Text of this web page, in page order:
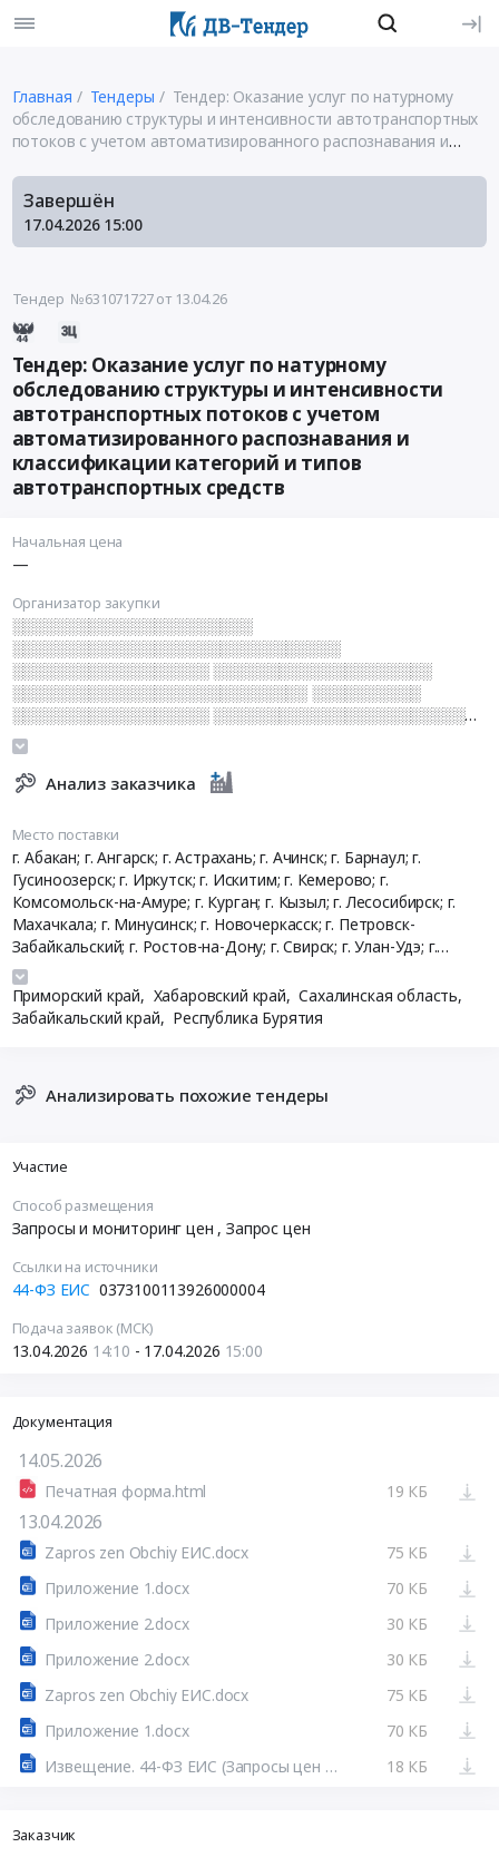
Главная Тендеры
Тендер: Оказание услуг по натурному
обследованию структуры и интенсивности автотранспортных
потоков с учетом автоматизированного распознавания и
Завершён
17.04.2026 15:00
Тендер №631071727от 13.04.26
Тендер: Оказание услуг по натурному
обследованию структуры и интенсивности
автотранспортных потоков с учетом
автоматизированного распознавания и
классификации категорий и типов
автотранспортных средств
Начальная цена
—
Организатор закупки
░░░░░░░░░░░░░░░░░░░░░░
░░░░░░░░░░░░░░░░░░░░░░░░░░░░░░
░░░░░░░░░░░░░░░░░░ ░░░░░░░░░░░░░░░░░░░░
░░░░░░░░░░░░░░░░░░░░░░░░░░░ ░░░░░░░░░░
░░░░░░░░░░░░░░░░░░ ░░░░░░░░░░░░░░░░░░░░░░░░░
░░░░░░░░░░░░░░░░
░░░░░░░░░░░░░░░░░░░░░░░░░░░░░░░░░░░░
░░░░░░░░░░░░░░░░░░ ░░ ░░░░░░░░░░░░
░░░░░░░░░░░░░░░░░░░░ ░░░░░░░░░░░░░
Анализ заказчика
Место поставки
г. Абакан; г. Ангарск; г. Астрахань; г. Ачинск; г. Барнаул; г.
Гусиноозерск; г. Иркутск; г. Искитим; г. Кемерово; г.
Комсомольск-на-Амуре; г. Курган; г. Кызыл; г. Лесосибирск; г.
Махачкала; г. Минусинск; г. Новочеркасск; г. Петровск-
Забайкальский; г. Ростов-на-Дону; г. Свирск; г. Улан-Удэ; г.
Усолье-Сибирское; г. Уссурийск; г. Черемхово; г. Черногорск; г.
Шелехов; г. Южно-Сахалинск,
Приморский край, Хабаровский край, Сахалинская область,
Забайкальский край, Республика Бурятия
Анализировать похожие тендеры
Участие
Способ размещения
Запросы и мониторинг цен , Запрос цен
Ссылки на источники
44-ФЗ ЕИС 0373100113926000004
Подача заявок (МСК)
13.04.2026 14:10 - 17.04.2026 15:00
Документация
14.05.2026
Печатная форма.html 19 КБ
13.04.2026
Zapros zen Obchiy ЕИС.docx
75 КБ
Приложение 1.docx
70 КБ
Приложение 2.docx
30 КБ
Приложение 2.docx
30 КБ
Zapros zen Obchiy ЕИС.docx
75 КБ
Приложение 1.docx
70 КБ
Извещение. 44-ФЗ ЕИС (Запросы цен товаров, работ, услуг)
18 КБ
Заказчик